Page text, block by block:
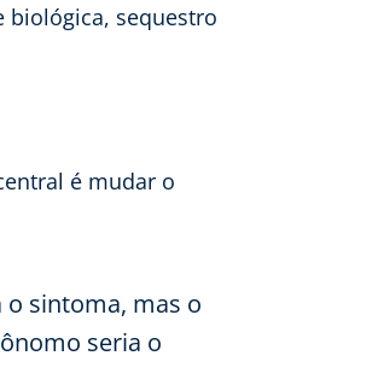
biológica, sequestro
é mudar o
o sintoma, mas o
seria o